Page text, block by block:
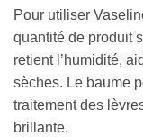
Pour utiliser
quantité de produit
retient l’humidité,
sèches. Le baume
traitement des
brillante.